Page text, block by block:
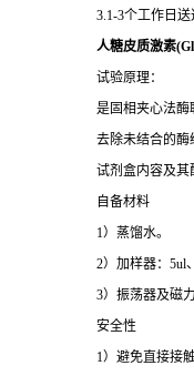
3.1-3个工作日送
人糖皮质激素
试验原理：
是固相夹心法酶
去除未结合的
试剂盒内容及其
自备材料
1）蒸馏水。
2）加样器：5ul
3）振荡器及磁
安全性
1）避免直接接